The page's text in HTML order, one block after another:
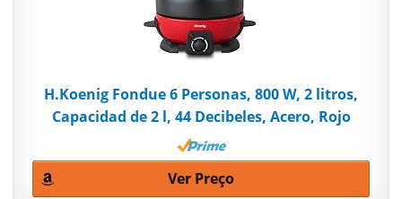
H.Koenig Fondue 6 Personas, 800 W, 2 litros,
Capacidad de 2 l, 44 Decibeles, Acero, Rojo
Ver Preço